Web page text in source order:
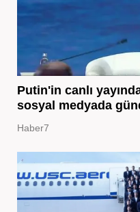
Putin'in canlı
sosyal medyada
Haber7